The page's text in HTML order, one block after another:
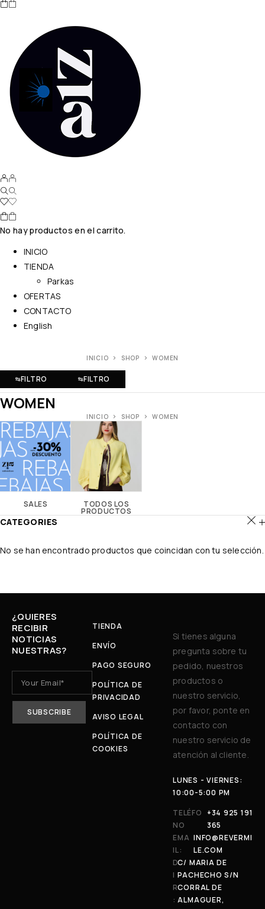
No hay productos en el carrito.
INICIO
TIENDA
Parkas
OFERTAS
CONTACTO
English
INICIO SHOP WOMEN
FILTRO FILTRO
WOMEN
INICIO SHOP WOMEN
SALES TODOS LOS
PRODUCTOS
CATEGORIES
No se han encontrado productos que coincidan con tu selección.
¿QUIERES
RECIBIR
NOTICIAS
NUESTRAS?
TIENDA
ENVÍO
PAGO SEGURO
POLÍTICA DE
PRIVACIDAD
AVISO LEGAL
POLÍTICA DE
COOKIES
Si tienes alguna
pregunta sobre tu
pedido, nuestros
productos o
nuestro servicio,
por favor, ponte en
contacto con
nuestro servicio de
atención al cliente.
LUNES - VIERNES:
10:00-5:00 PM
TELÉFO
NO
+34 925 191
365
EMA
IL:
INFO@REVERMI
LE.COM
D
I
R
:
C/ MARIA DE
PACHECHO S/N
CORRAL DE
ALMAGUER,